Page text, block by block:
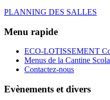
PLANNING DES SALLES
Menu rapide
ECO-LOTISSEMENT
Menus de la Cantine
Contactez-nous
Evènements et divers